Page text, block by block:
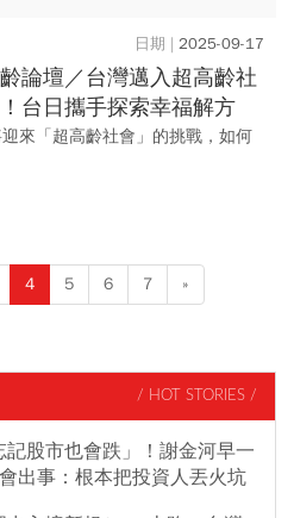
，匯集臺日學者專家與地方政府代
生活的多元...
2025-09-17
論壇／台灣邁入超高齡社
台日攜手探索幸福解方
是終點，第二人生才正要
來「超高齡社會」的挑戰，如何
4 5 6 7 »
/ HOT STORIES /
股市也會跌」！謝金河早一
出事：根本把投資人丟火坑